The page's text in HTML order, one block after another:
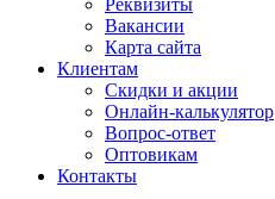
Реквизиты
Вакансии
Карта сайта
Клиентам
Скидки и акции
Онлайн-калькулятор
Вопрос-ответ
Оптовикам
Контакты